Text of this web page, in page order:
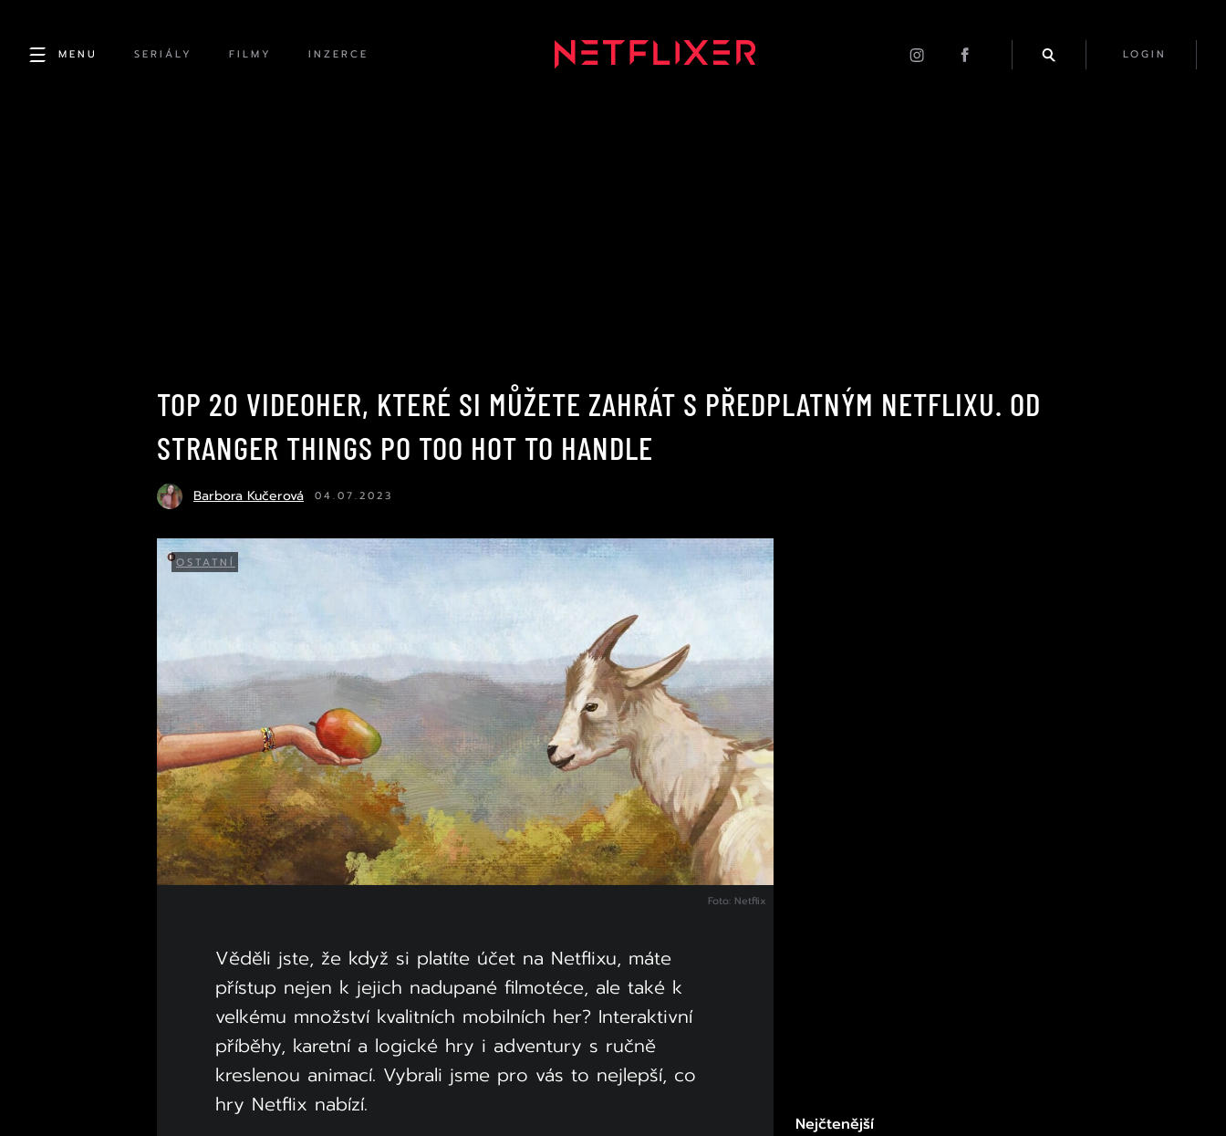
MENU SERIÁLY FILMY INZERCE LOGIN
TOP 20 VIDEOHER, KTERÉ SI MŮŽETE ZAHRÁT S PŘEDPLATNÝM NETFLIXU. OD
STRANGER THINGS PO TOO HOT TO HANDLE
Barbora Kučerová 04.07.2023
OSTATNÍ
Foto: Netflix
Věděli jste, že když si platíte účet na Netflixu, máte
přístup nejen k jejich nadupané filmotéce, ale také k
velkému množství kvalitních mobilních her? Interaktivní
příběhy, karetní a logické hry i adventury s ručně
kreslenou animací. Vybrali jsme pro vás to nejlepší, co
hry Netflix nabízí.
Nejčtenější